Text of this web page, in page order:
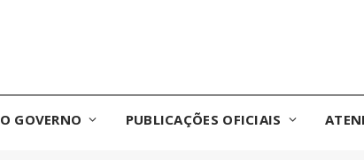
O GOVERNO PUBLICAÇÕES OFICIAIS